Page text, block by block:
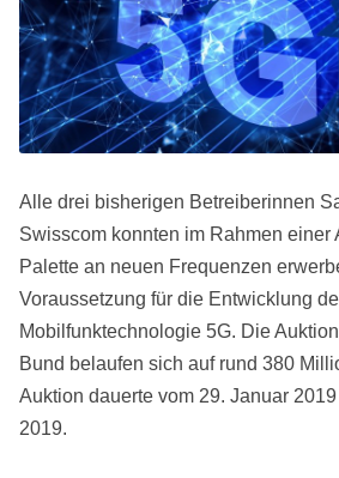
Alle drei bisherigen Betreiberinnen
Swisscom konnten im Rahmen einer
Palette an neuen Frequenzen
Voraussetzung für die Entwicklung
Mobilfunktechnologie 5G. Die
Bund belaufen sich auf rund 380
Auktion dauerte vom 29. Januar
2019.